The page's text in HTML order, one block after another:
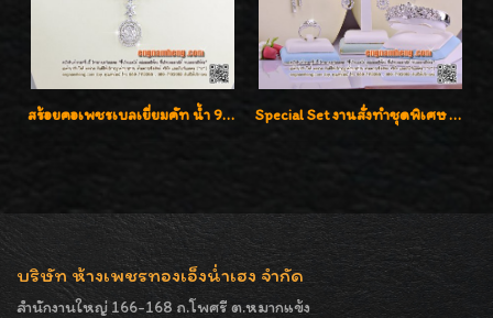
สร้อยคอเพชรเบลเยี่ยมคัท น้ำ 99% E-Color / VVS น้ำหนักเพชรรวม 16.05 กะรัต Special Set งานสั่งทำชุดพิเศษ เพชรคัดทุกชิ้น สวยหรูหรา ราคามิตรภาพค่ะ
บริษัท ห้างเพชรทองเอ็งน่ำเฮง จำกัด
สำนักงานใหญ่ 166-168 ถ.โพศรี ต.หมากแข้ง